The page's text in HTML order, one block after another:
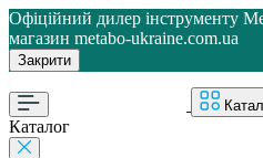
Офіційний дилер інструменту
магазин metabo-ukraine.com.ua
Закрити
Каталог